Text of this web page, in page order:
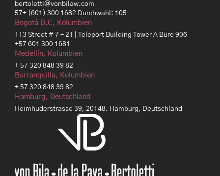
bertoletti@vonbilaw.com
57+ (601) 300 1682 Durchwahl: 105
Bogotá D.C, Kolumbien
113 Street # 7 – 21 | Teleport Building Tower A Büro 906
+57 601 300 1681
Medellín, Kolumbien
+ 57 320 848 39 82
Barranquilla, Kolumbien
+ 57 320 848 39 82
Hamburg, Deutschland
Heimhuderstrasse 39, 20148. Hamburg, Deutschland